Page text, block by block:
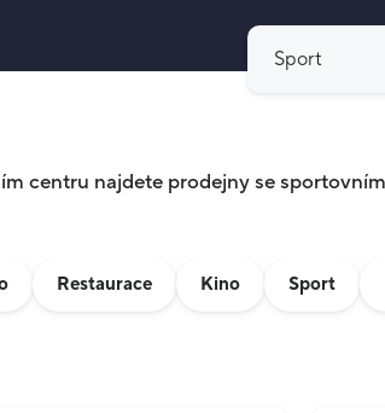
Kontakty
centru najdete prodejny se
Restaurace Kino Sport